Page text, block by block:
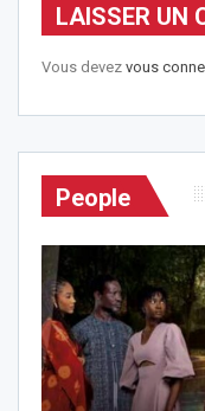
LAISSER UN
Vous devez vous
People